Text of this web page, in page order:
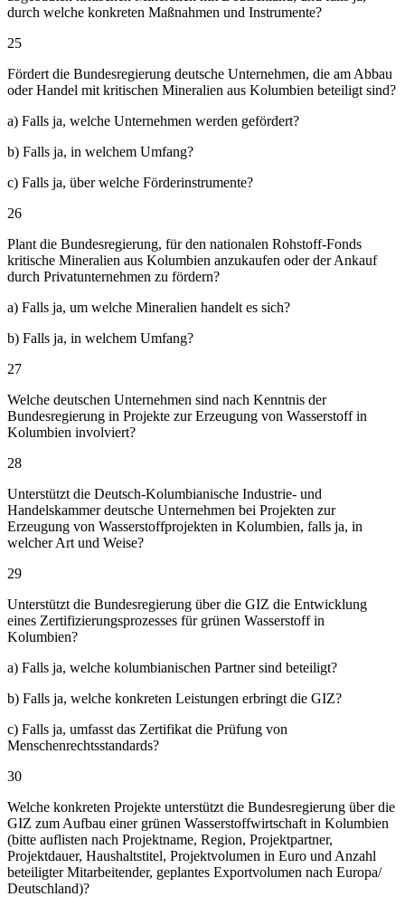
durch welche konkreten Maßnahmen und Instrumente?
25
Fördert die Bundesregierung deutsche Unternehmen, die am Abbau
oder Handel mit kritischen Mineralien aus Kolumbien beteiligt sind?
a) Falls ja, welche Unternehmen werden gefördert?
b) Falls ja, in welchem Umfang?
c) Falls ja, über welche Förderinstrumente?
26
Plant die Bundesregierung, für den nationalen Rohstoff-Fonds
kritische Mineralien aus Kolumbien anzukaufen oder der Ankauf
durch Privatunternehmen zu fördern?
a) Falls ja, um welche Mineralien handelt es sich?
b) Falls ja, in welchem Umfang?
27
Welche deutschen Unternehmen sind nach Kenntnis der
Bundesregierung in Projekte zur Erzeugung von Wasserstoff in
Kolumbien involviert?
28
Unterstützt die Deutsch-Kolumbianische Industrie- und
Handelskammer deutsche Unternehmen bei Projekten zur
Erzeugung von Wasserstoffprojekten in Kolumbien, falls ja, in
welcher Art und Weise?
29
Unterstützt die Bundesregierung über die GIZ die Entwicklung
eines Zertifizierungsprozesses für grünen Wasserstoff in
Kolumbien?
a) Falls ja, welche kolumbianischen Partner sind beteiligt?
b) Falls ja, welche konkreten Leistungen erbringt die GIZ?
c) Falls ja, umfasst das Zertifikat die Prüfung von
Menschenrechtsstandards?
30
Welche konkreten Projekte unterstützt die Bundesregierung über die
GIZ zum Aufbau einer grünen Wasserstoffwirtschaft in Kolumbien
(bitte auflisten nach Projektname, Region, Projektpartner,
Projektdauer, Haushaltstitel, Projektvolumen in Euro und Anzahl
beteiligter Mitarbeitender, geplantes Exportvolumen nach Europa/
Deutschland)?